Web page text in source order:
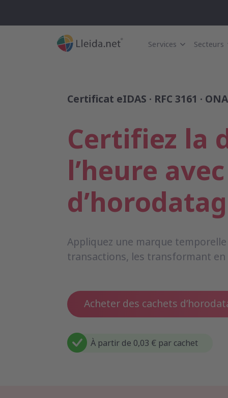
Services Secteurs
Certificat eIDAS · RFC 3161 ·
Certifiez la
l’heure
Appliquez une marque
transactions, les transformant
Acheter des cachets
À partir de 0,03 € par cachet